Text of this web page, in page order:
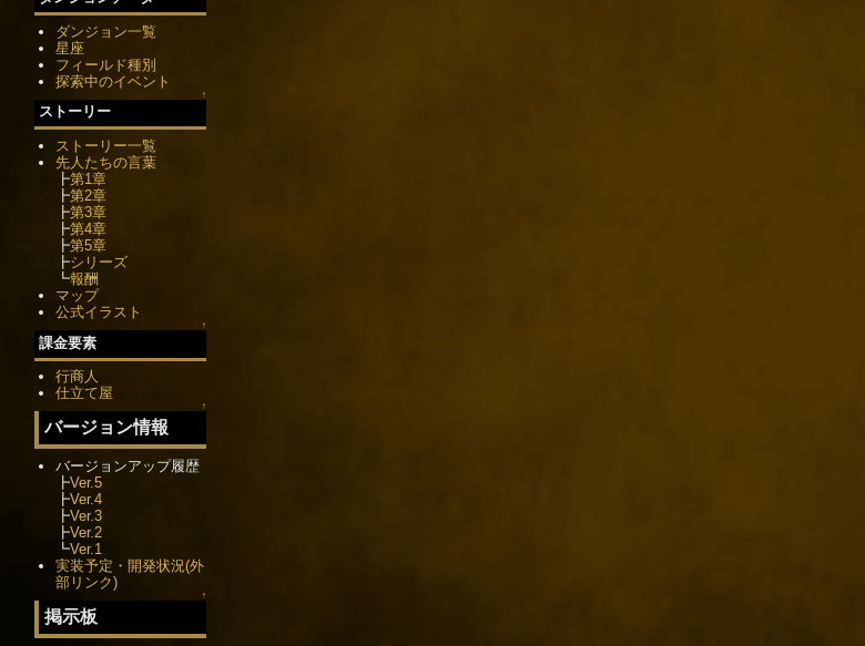
ダンジョン一覧
星座
フィールド種別
探索中のイベント
↑
ストーリー
ストーリー一覧
先人たちの言葉
┣第1章
┣第2章
┣第3章
┣第4章
┣第5章
┣シリーズ
┗報酬
マップ
公式イラスト
↑
課金要素
行商人
仕立て屋
↑
バージョン情報
バージョンアップ履歴
┣Ver.5
┣Ver.4
┣Ver.3
┣Ver.2
┗Ver.1
実装予定・開発状況(外
部リンク)
↑
掲示板